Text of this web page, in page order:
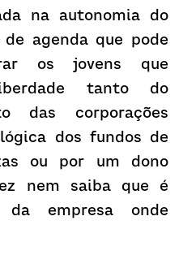
na autonomia do
agenda que pode
os jovens que
tanto do
das corporações
dos fundos de
ou por um dono
nem saiba que é
empresa onde